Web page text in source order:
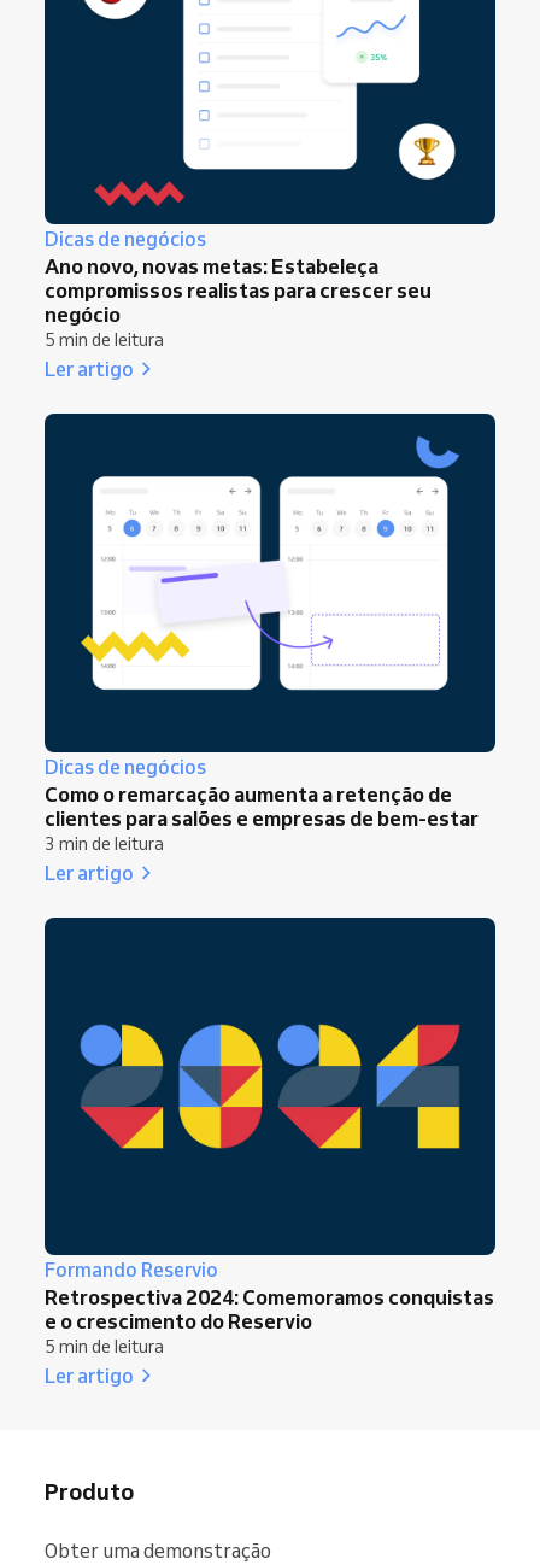
Dicas de negócios
Ano novo, novas metas: Estabeleça
compromissos realistas para crescer seu
negócio
5 min de leitura
Ler artigo
Dicas de negócios
Como o remarcação aumenta a retenção de
clientes para salões e empresas de bem-estar
3 min de leitura
Ler artigo
Formando Reservio
Retrospectiva 2024: Comemoramos conquistas
e o crescimento do Reservio
5 min de leitura
Ler artigo
Produto
Obter uma demonstração